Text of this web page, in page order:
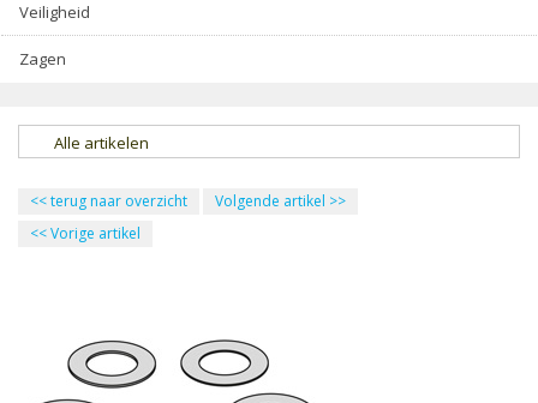
Veiligheid
Zagen
Alle artikelen
<<terug naar overzicht Volgende artikel >>
<<Vorige artikel